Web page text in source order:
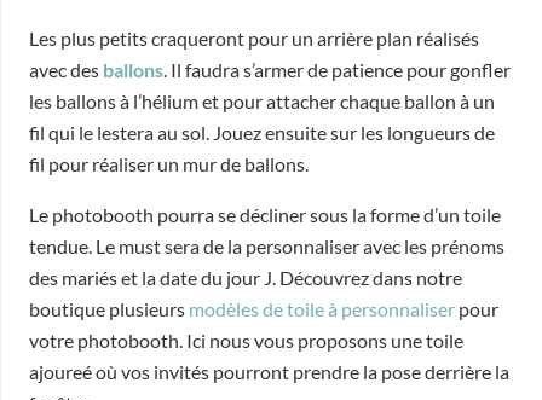
Les plus petits craqueront pour un arrière plan réalisés
avec des ballons. Il faudra s’armer de patience pour gonfler
les ballons à l’hélium et pour attacher chaque ballon à un
fil qui le lestera au sol. Jouez ensuite sur les longueurs de
fil pour réaliser un mur de ballons.
Le photobooth pourra se décliner sous la forme d’un toile
tendue. Le must sera de la personnaliser avec les prénoms
des mariés et la date du jour J. Découvrez dans notre
boutique plusieurs modèles de toile à personnaliser pour
votre photobooth. Ici nous vous proposons une toile
ajoureé où vos invités pourront prendre la pose derrière la